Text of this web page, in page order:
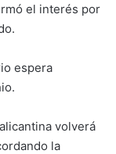
el interés por
espera
volverá
la